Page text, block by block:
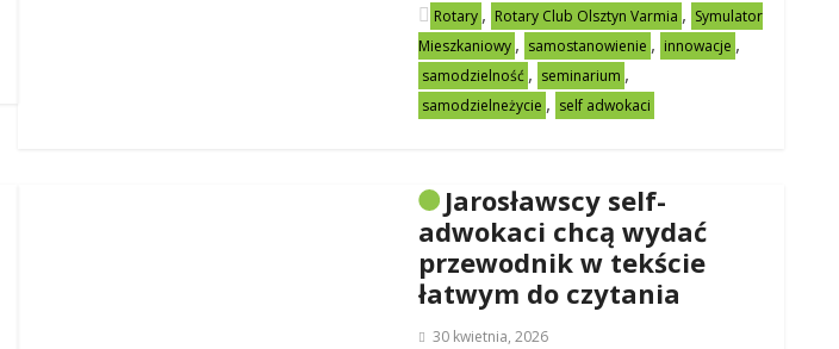
Rotary , Rotary Club Olsztyn Varmia , Symulator
Mieszkaniowy , samostanowienie , innowacje ,
samodzielność , seminarium ,
samodzielneżycie , self adwokaci
Jarosławscy self-
adwokaci chcą wydać
przewodnik w tekście
łatwym do czytania
30 kwietnia, 2026